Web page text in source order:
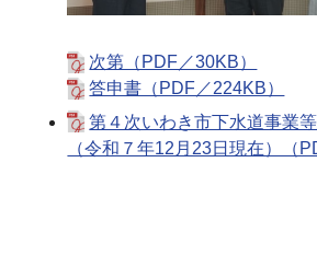
次第（PDF／30KB）
答申書（PDF／224KB）
第４次いわき市下水道事業
（令和７年12月23日現在）（